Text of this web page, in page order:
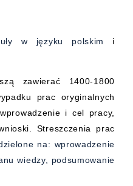
w języku polskim
i
zawierać 1400-1800
prac oryginalnych
i cel pracy,
Streszczenia prac
na: wprowadzenie
wiedzy, podsumowanie